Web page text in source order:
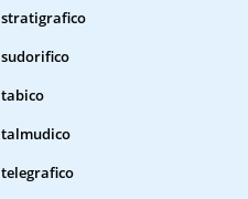
stratigrafico
sudorifico
tabico
talmudico
telegrafico